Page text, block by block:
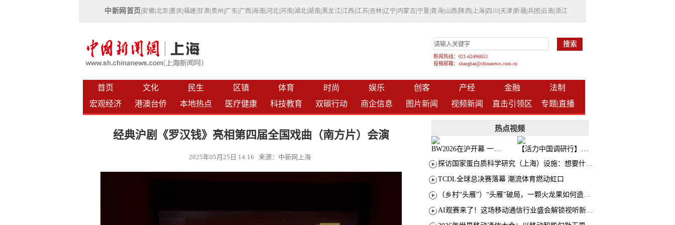
中新网首页 安徽 北京 |重庆 福建 |甘肃 贵州 广东 广西 海南 河北 |河南 湖北 |湖南 黑龙江 江西 江苏 吉林 |辽宁 内蒙古 宁夏 青海 山西 陕西 上海 四川 天津 |新疆 兵团 |云南 浙江
新闻热线：021-62496853
投稿邮箱：shanghai@chinanews.com.cn
首页 文化 民生 区镇 体育 时尚 娱乐 创客 产经 金融
法制
宏观经济
港澳台侨 本地热点 医疗健康 科技教育 双碳行动 商企信息 图片新闻 视频新闻 直击引领区 专题|直播
经典沪剧《罗汉钱》亮相第四届全国戏曲（南方片）会演
2025年05月25日 14:16 来源：中新网上海
热点视频
BW2026在沪开幕 一众次元品牌集中发布全新企划
【活力中国调研行】上海机器人研究院以技术标准撬动长三角智造协同
探访国家蛋白质科学研究（上海）设施：想要什么蛋白 AI直接设计合成
TCDL全球总决赛落幕 潮流体育燃动虹口
（乡村“头雁”）“头雁”破局，一颗火龙果如何造就沪上乡村特色产业化路径
AI观赛来了！这场移动通信行业盛会解锁视听新玩法